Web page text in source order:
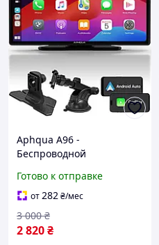
Aphqua A96 -
Беспроводной
сенсорный монитор 10",
поддержка
CarPlay/Android Auto, GPS,
Bluetooth, MirrorLink, FM,
Aux
Готово к отправке
от282₴/мес
2 820₴
3 000 ₴